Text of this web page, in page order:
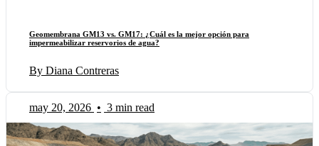
Geomembrana GM13 vs. GM17: ¿Cuál es la mejor opción para
impermeabilizar reservorios de agua?
By Diana Contreras
may 20, 2026 • 3 min read